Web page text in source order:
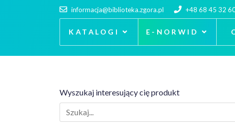
informacja@biblioteka.zgora.pl +48 68 45 32
KATALOGI E-NORWID
Wyszukaj interesujący cię produkt